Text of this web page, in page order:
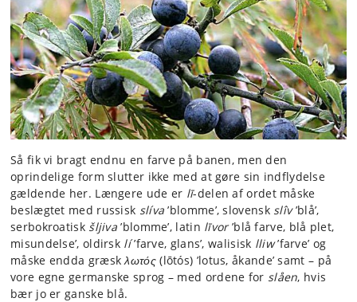
Så fik vi bragt endnu en farve på banen, men den
oprindelige form slutter ikke med at gøre sin indflydelse
gældende her. Længere ude er lī-delen af ordet måske
beslægtet med russisk slíva ’blomme’, slovensk slîv’blå’,
serbokroatisk šljiva’blomme’, latin līvor’blå farve, blå plet,
misundelse’, oldirsk lí’farve, glans’, walisisk lliw’farve’ og
måske endda græskλωτός(lōtós) ’lotus, åkande’ samt – på
vore egne germanske sprog – med ordene for slåen, hvis
bær jo er ganske blå.